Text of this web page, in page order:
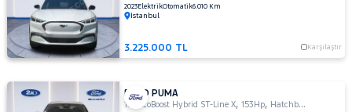
2023ElektrikOtomatik6.010 Km
İstanbul
3.225.000 TL Karşılaştır
FORD PUMA
1.0 EcoBoost Hybrid ST-Line X,153Hp, Hatchback 5 Kapı